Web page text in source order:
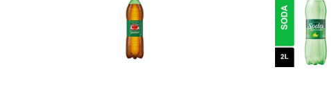
maracujá
de verão ou para animar uma reunião com amigos, o
Experimente e descubra como essa bebida pode transformar